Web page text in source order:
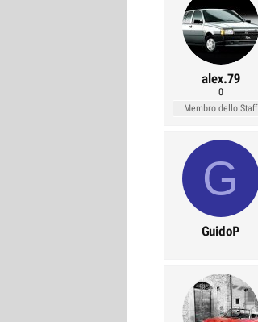
alex.79
0
Membro dello Staff
G
GuidoP